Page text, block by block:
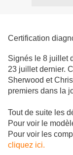
Certification
Signés le 8 juillet
23 juillet dernier.
Sherwood et
premiers dans la
Tout de suite les
Pour voir le
Pour voir les
cliquez ici.